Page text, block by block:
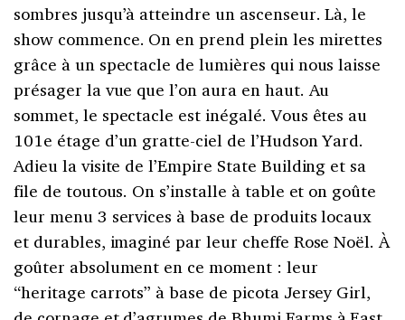
sombres jusqu’à atteindre un ascenseur. Là, le
show commence. On en prend plein les mirettes
grâce à un spectacle de lumières qui nous laisse
présager la vue que l’on aura en haut. Au
sommet, le spectacle est inégalé. Vous êtes au
101e étage d’un gratte-ciel de l’Hudson Yard.
Adieu la visite de l’Empire State Building et sa
file de toutous. On s’installe à table et on goûte
leur menu 3 services à base de produits locaux
et durables, imaginé par leur cheffe Rose Noël. À
goûter absolument en ce moment : leur
“heritage carrots” à base de picota Jersey Girl,